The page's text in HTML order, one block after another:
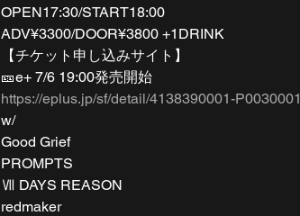
OPEN17:30/START18:00
ADV¥3300/DOOR¥3800 +1DRINK
【チケット申し込みサイト】
🎫e+ 7/6 19:00発売開始
https://eplus.jp/sf/detail/4138390001-P0030001
w/
Good Grief
PROMPTS
Ⅶ DAYS REASON
redmaker